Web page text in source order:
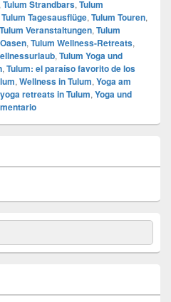
Tulum Strandbars, Tulum
Tulum Tagesausflüge, Tulum Touren,
Tulum Veranstaltungen, Tulum
, Tulum Wellness-Retreats,
, Tulum Yoga und
, Tulum: el paraíso favorito de los
, Wellness in Tulum, Yoga am
yoga retreats in Tulum, Yoga und